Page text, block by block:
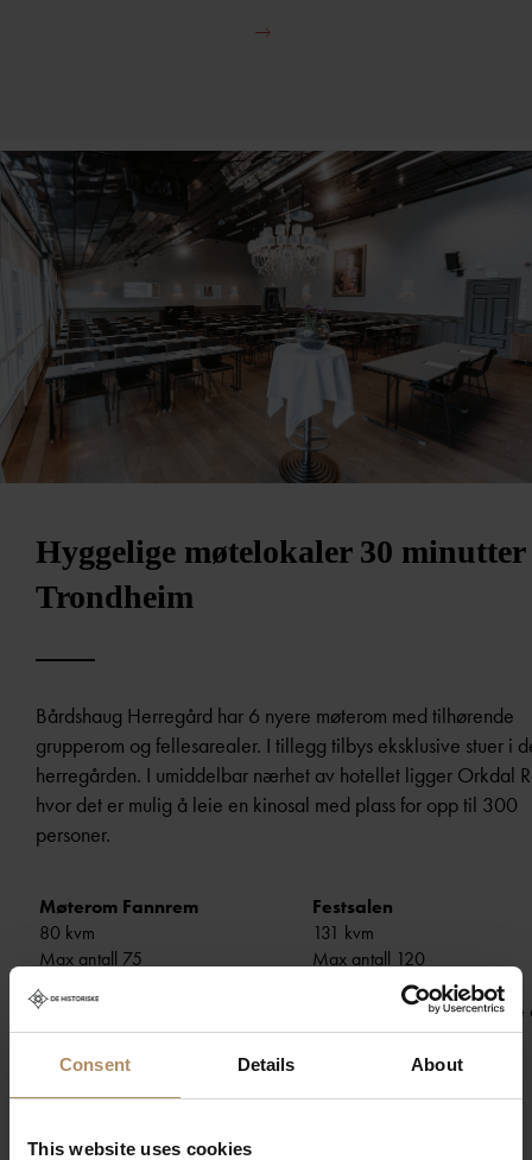
Consent Details About
This website uses cookies
Hyggelige møtelokaler 30
Trondheim
Bårdshaug Herregård har 6 nyere møterom med tilhørende
grupperom og fellesarealer. I tillegg tilbys eksklusive stuer i
herregården. I umiddelbar nærhet av hotellet ligger Orkdal
hvor det er mulig å leie en kinosal med plass for opp til 300
personer.
Møterom Fannrem
80 kvm
Max antall 75
Dagslys
3 tilstøtende grupperom
Festsalen
131 kvm
Max antall 120
Direkte adgang til
Møterom Orkanger
Max antall 120
Møterom Gjølme